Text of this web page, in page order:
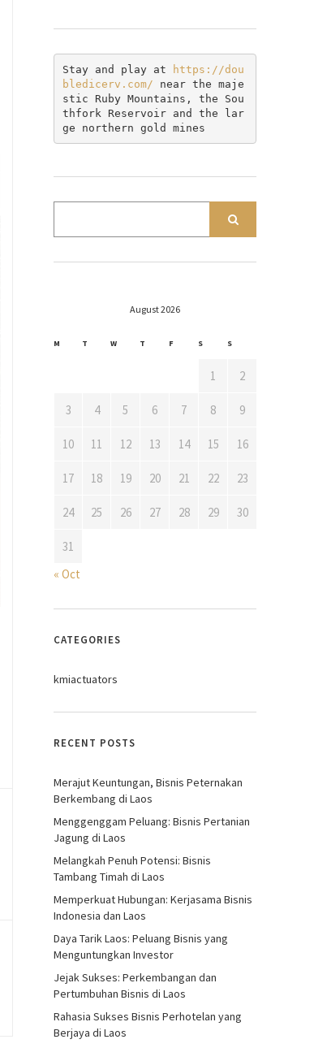
Stay and play at
https://dou
bledicerv.com/ near the maje
stic Ruby Mountains, the Sou
thfork Reservoir and the lar
ge northern gold mines
August 2026
M T W T F S S
1 2
3 4 5 6 7 8 9
10 11 12 13 14 15 16
17 18 19 20 21 22 23
24 25 26 27 28 29 30
31
« Oct
CATEGORIES
kmiactuators
RECENT POSTS
Merajut Keuntungan, Bisnis Peternakan
Berkembang di Laos
Menggenggam Peluang: Bisnis Pertanian
Jagung di Laos
Melangkah Penuh Potensi: Bisnis
Tambang Timah di Laos
Memperkuat Hubungan: Kerjasama Bisnis
Indonesia dan Laos
Daya Tarik Laos: Peluang Bisnis yang
Menguntungkan Investor
Jejak Sukses: Perkembangan dan
Pertumbuhan Bisnis di Laos
Rahasia Sukses Bisnis Perhotelan yang
Berjaya di Laos